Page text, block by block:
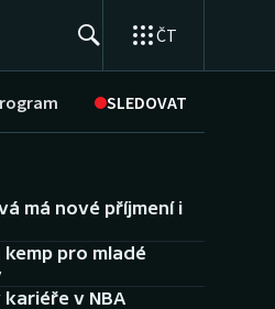
ČT
SLEDOVAT
má nové příjmení i
pro mladé
kariéře v NBA